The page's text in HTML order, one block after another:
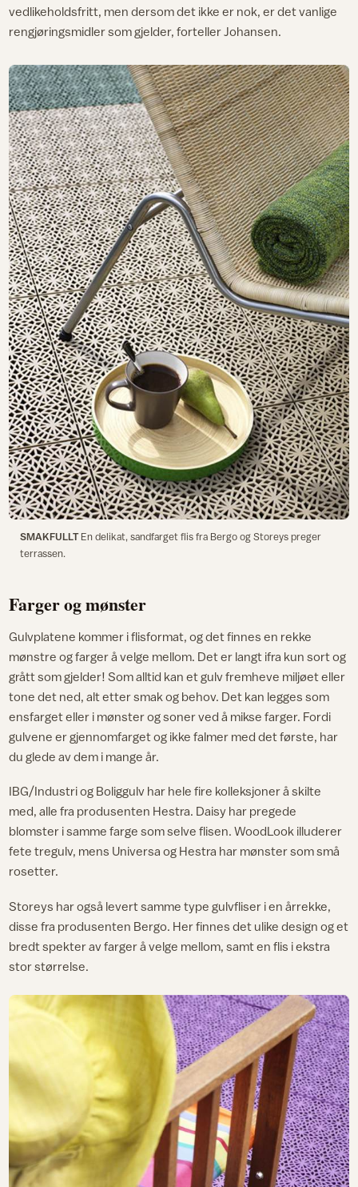
vedlikeholdsfritt, men dersom det ikke er nok, er det vanlige
rengjøringsmidler som gjelder, forteller Johansen.
SMAKFULLTEn delikat, sandfarget flis fra Bergo og Storeys preger
terrassen.
Farger og mønster
Gulvplatene kommer i flisformat, og det finnes en rekke
mønstre og farger å velge mellom. Det er langt ifra kun sort og
grått som gjelder! Som alltid kan et gulv fremheve miljøet eller
tone det ned, alt etter smak og behov. Det kan legges som
ensfarget eller i mønster og soner ved å mikse farger. Fordi
gulvene er gjennomfarget og ikke falmer med det første, har
du glede av dem i mange år.
IBG/Industri og Boliggulv har hele fire kolleksjoner å skilte
med, alle fra produsenten Hestra. Daisy har pregede
blomster i samme farge som selve flisen. WoodLook illuderer
fete tregulv, mens Universa og Hestra har mønster som små
rosetter.
Storeys har også levert samme type gulvfliser i en årrekke,
disse fra produsenten Bergo. Her finnes det ulike design og et
bredt spekter av farger å velge mellom, samt en flis i ekstra
stor størrelse.